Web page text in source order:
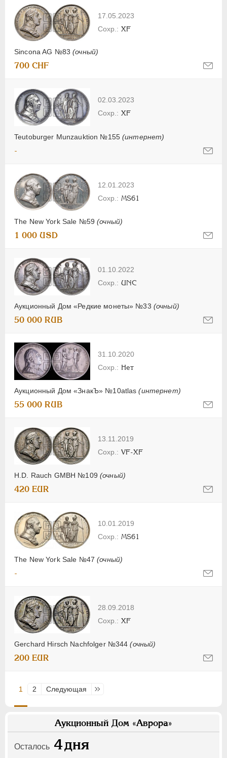
17.05.2023
Sincona AG №83(очный)
XF
700 CHF
02.03.2023
Teutoburger Munzauktion №155(интернет)
XF
-
12.01.2023
The New York Sale №59(очный)
MS61
1 000 USD
01.10.2022
Аукционный Дом «Редкие монеты» №33 (очный)
UNC
50 000 RUB
31.10.2020
Аукционный Дом «ЗнакЪ» №10atlas(интернет)
Нет
55 000 RUB
13.11.2019
H.D. Rauch GMBH №109 (очный)
VF-XF
420 EUR
10.01.2019
The New York Sale №47(очный)
MS61
-
28.09.2018
Gerchard Hirsch Nachfolger №344(очный)
XF
200 EUR
1 2 Следующая Последняя
Аукционный Дом «Аврора»
Осталось 4дня